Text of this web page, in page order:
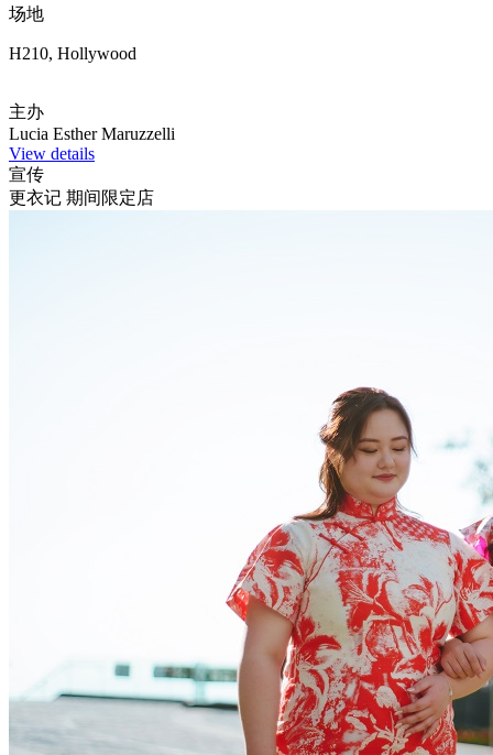
场地
H210, Hollywood
主办
Lucia Esther Maruzzelli
View details
宣传
更衣记 期间限定店